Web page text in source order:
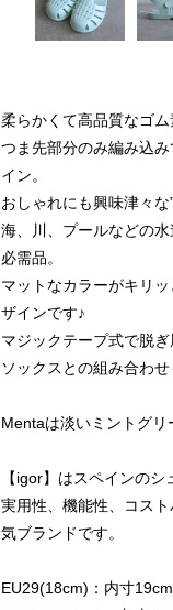
柔らかくて高品質なゴム
つま先部分のみ編み込
イン。
おしゃれにも興味津々な
海、川、プールなどの
必需品。
マットなカラーがキリ
ザインです♪
マジックテープ式で脱ぎ
ソックスとの組み合わせ
Mentaは淡いミントグリ
【igor】はスペインのシ
実用性、機能性、コス
気ブランドです。
EU29(18cm)：内寸19cm